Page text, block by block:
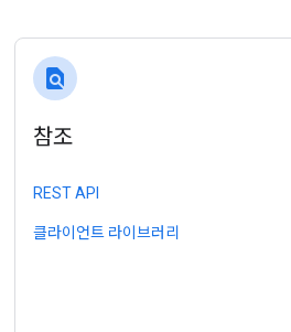
find_in_page
참조
REST API
클라이언트 라이브러리